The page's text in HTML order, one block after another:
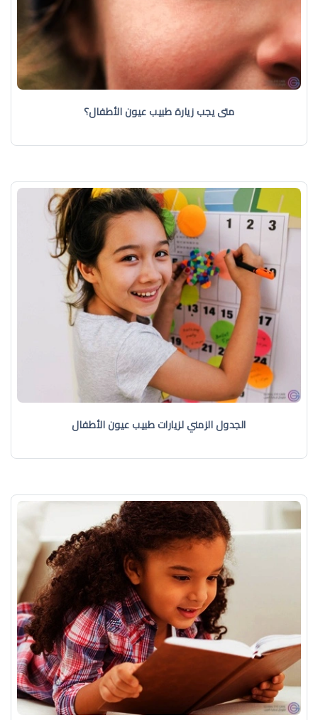
متى يجب زيارة طبيب عيون الأطفال؟
الجدول الزمني لزيارات طبيب عيون الأطفال